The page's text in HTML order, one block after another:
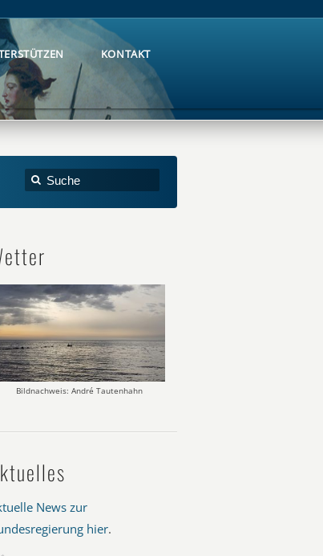
KONTAKT
Bildnachweis: André Tautenhahn
News zur
hier.
KONTAKT